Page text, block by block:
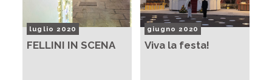
luglio 2020
FELLINI IN SCENA
giugno 2020
Viva la festa!